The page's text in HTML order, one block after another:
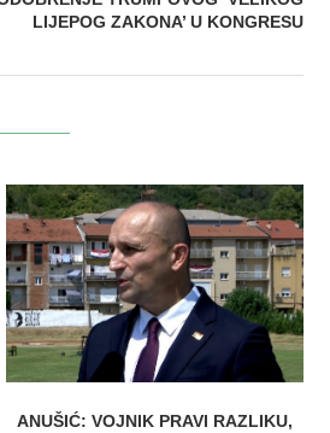
LIJEPOG ZAKONA’ U KONGRESU
ANUŠIĆ: VOJNIK PRAVI RAZLIKU,